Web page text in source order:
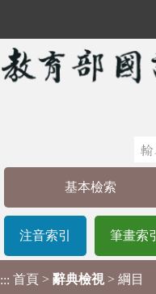
基本檢索
注音索引 筆畫索引
::: 首頁 > 辭典檢視 > 綱目